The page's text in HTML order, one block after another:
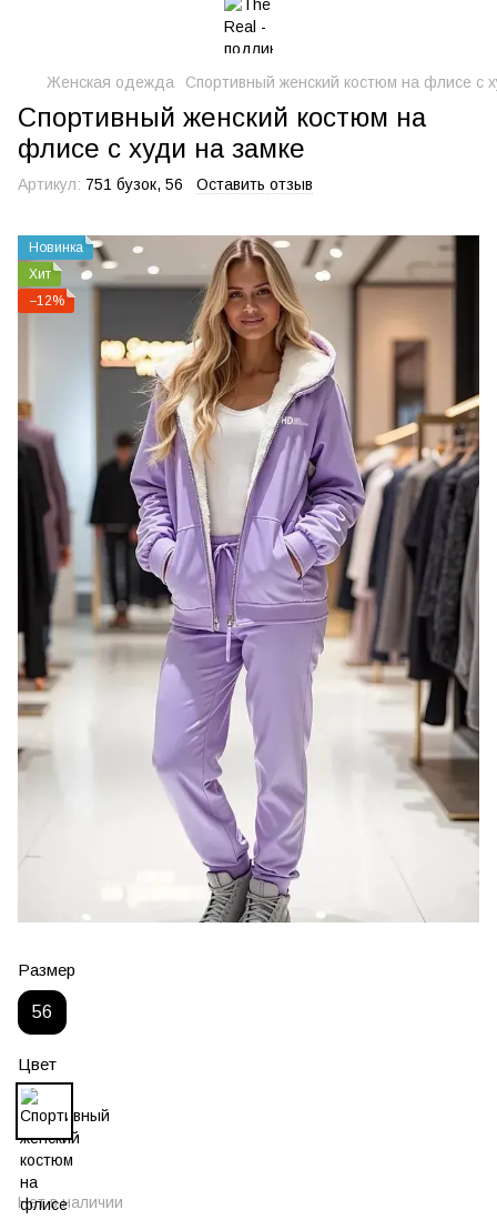
Женская одежда Спортивный женский костюм на флисе с
Спортивный женский костюм на
флисе с худи на замке
Артикул: 751 бузок, 56 Оставить отзыв
Новинка
Хит
−12%
Размер
56
Цвет
Нет в наличии